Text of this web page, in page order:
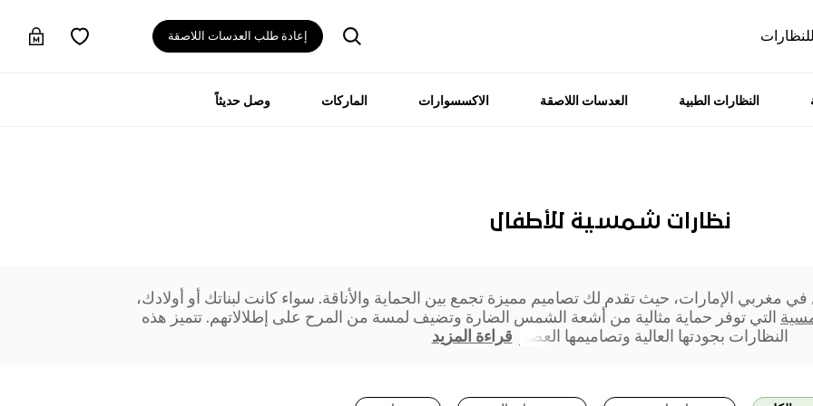
إعادة طلب العدسات اللاصقة
النظارات الطبية العدسات اللاصقة الاكسسوارات الماركات وصل حديثاً
نظارات شمسية للأطفال
الإمارات، حيث تقدم لك تصاميم مميزة تجمع بين الحماية والأناقة. سواء كانت لبناتك أو أولادك،
التي توفر حماية مثالية من أشعة الشمس الضارة وتضيف لمسة من المرح على إطلالاتهم. تتميز هذه
النظارات بجودتها العالية وتصاميمها العصر
قراءة المزيد